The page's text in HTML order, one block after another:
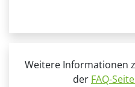
Weitere Informationen
der FAQ-